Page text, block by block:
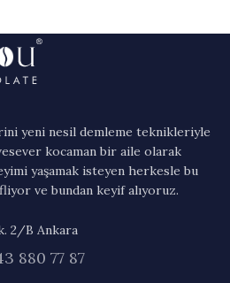
yeni nesil demleme teknikleriyle
kocaman bir aile olarak
yaşamak isteyen herkesle bu
ve bundan keyif alıyoruz.
2/B Ankara
880 77 87